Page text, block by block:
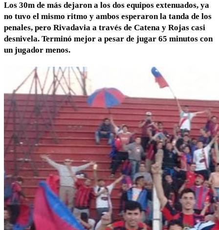
Los 30m de más dejaron a los dos equipos extenuados, ya
no tuvo el mismo ritmo y ambos esperaron la tanda de los
penales, pero Rivadavia a través de Catena y Rojas casi
desnivela. Terminó mejor a pesar de jugar 65 minutos con
un jugador menos.